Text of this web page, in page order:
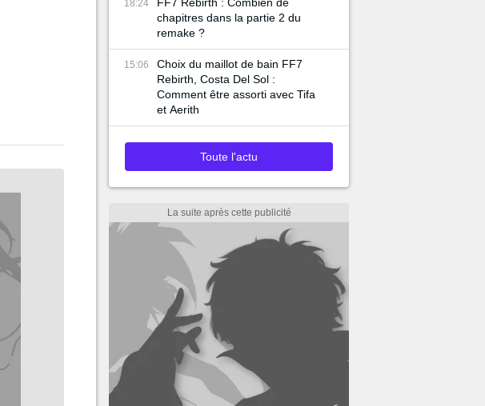
18:24
chapitres dans la partie 2 du
remake ?
15:06
Choix du maillot de bain FF7
Rebirth, Costa Del Sol :
Comment être assorti avec Tifa
et Aerith
Toute l'actu